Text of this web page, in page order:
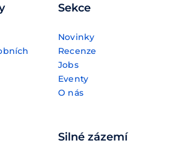
Sekce
Novinky
Recenze
Jobs
Eventy
O nás
Silné zázemí